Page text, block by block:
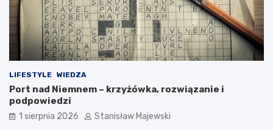
LIFESTYLE WIEDZA
Port nad Niemnem – krzyżówka, rozwiązanie i
podpowiedzi
1 sierpnia 2026 Stanisław Majewski